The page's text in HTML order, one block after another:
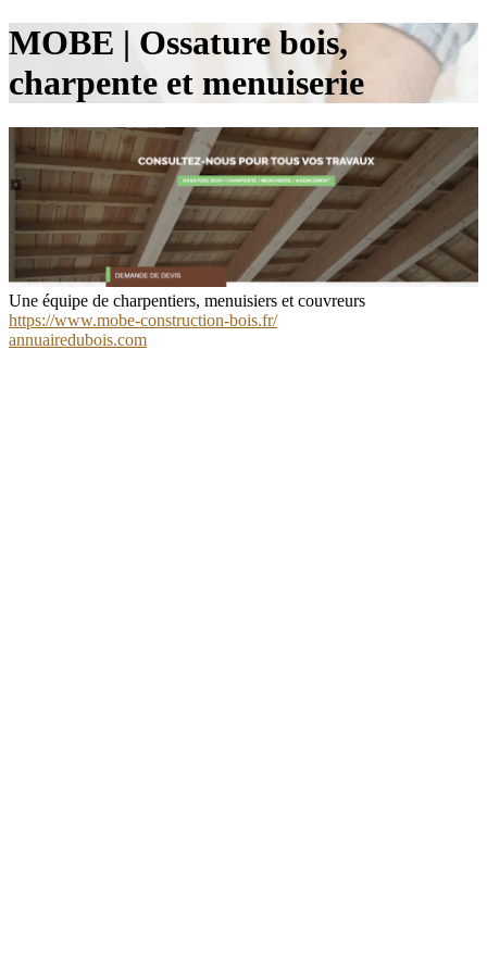
MOBE | Ossature bois,
charpente et menuiserie
Une équipe de charpentiers, menuisiers et couvreurs
https://www.mobe-construction-bois.fr/
annuairedubois.com